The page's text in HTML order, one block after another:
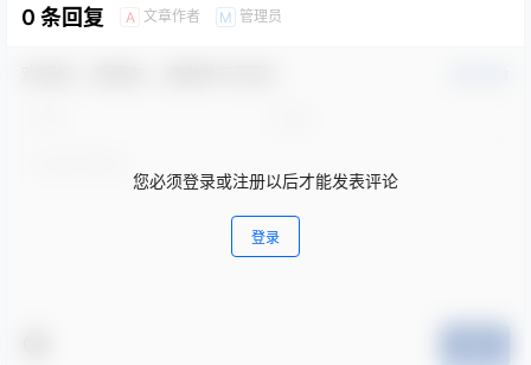
0 条回复 A 文章作者 M 管理员
您必须登录或注册以后才能发表评论
登录